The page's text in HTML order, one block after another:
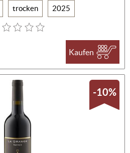
trocken 2025
Kaufen
-10%